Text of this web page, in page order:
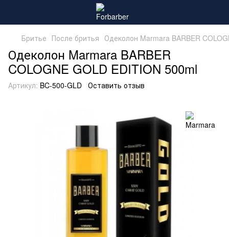
Бритье После бритья Одеколон Marmara BARBER
Одеколон Marmara BARBER
COLOGNE GOLD EDITION 500ml
Артикул: BC-500-GLD Оставить отзыв